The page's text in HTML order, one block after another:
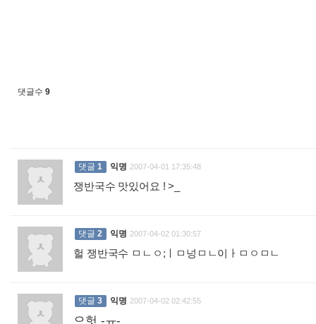
댓글수 9
댓글 1 익명 2007-04-01 17:35:48
쟁반국수 맛있어요 ! >_
댓글 2 익명 2007-04-02 01:30:57
헐 쟁반국수 ㅁㄴㅇ;ㅣㅁ넝ㅁㄴ이ㅏㅁㅇㅁㄴ
댓글 3 익명 2007-04-02 02:42:55
으헛 -ㅠ-